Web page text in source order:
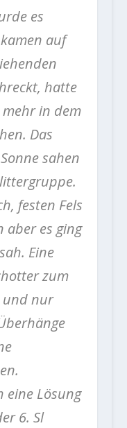
es
auf
hatte
in dem
Das
sahen
festen Fels
aber es ging
Eine
zum
und nur
eine Lösung
6. Sl